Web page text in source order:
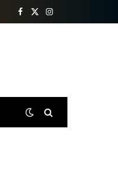
Facebook
X
Instagram